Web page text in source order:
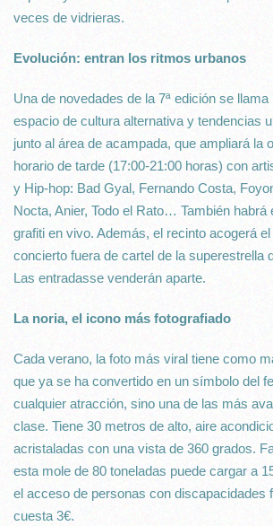
veces de vidrieras.
Evolución: entran los ritmos urbanos
Una de novedades de la 7ª edición se llama
espacio de cultura alternativa y tendencias
junto al área de acampada, que ampliará la
horario de tarde (17:00-21:00 horas) con
y Hip-hop: Bad Gyal, Fernando Costa,
Nocta, Anier, Todo el Rato… También habrá
grafiti en vivo. Además, el recinto acogerá
concierto fuera de cartel de la superestrella
Las entradasse venderán aparte.
La noria, el icono más fotografiado
Cada verano, la foto más viral tiene como
que ya se ha convertido en un símbolo del
cualquier atracción, sino una de las más
clase. Tiene 30 metros de alto, aire
acristaladas con una vista de 360 grados.
esta mole de 80 toneladas puede cargar a
el acceso de personas con discapacidades
cuesta 3€.